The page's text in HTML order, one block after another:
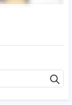
tiện